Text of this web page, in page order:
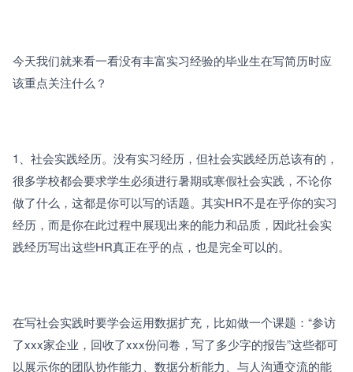
今天我们就来看一看没有丰富实习经验的毕业生在写简历时应
该重点关注什么？
1、社会实践经历。没有实习经历，但社会实践经历总该有的，
很多学校都会要求学生必须进行暑期或寒假社会实践，不论你
做了什么，这都是你可以写的话题。其实HR不是在乎你的实习
经历，而是你在此过程中展现出来的能力和品质，因此社会实
践经历写出这些HR真正在乎的点，也是完全可以的。
在写社会实践时要学会运用数据扩充，比如做一个课题：“参访
了xxx家企业，回收了xxx份问卷，写了多少字的报告”这些都可
以展示你的团队协作能力、数据分析能力、与人沟通交流的能